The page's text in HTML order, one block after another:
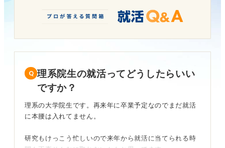
理系院生の就活ってどうしたらいい
ですか？
理系の大学院生です。再来年に卒業予定なのでまだ就活
に本腰は入れてません。
研究もけっこう忙しいので来年から就活に当てられる時